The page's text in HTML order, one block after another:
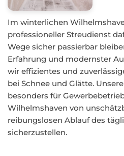
Im winterlichen
professioneller Streudienst
Wege sicher passierbar
Erfahrung und modernster
wir effizientes und
bei Schnee und Glätte.
besonders für
Wilhelmshaven von
reibungslosen Ablauf des
sicherzustellen.